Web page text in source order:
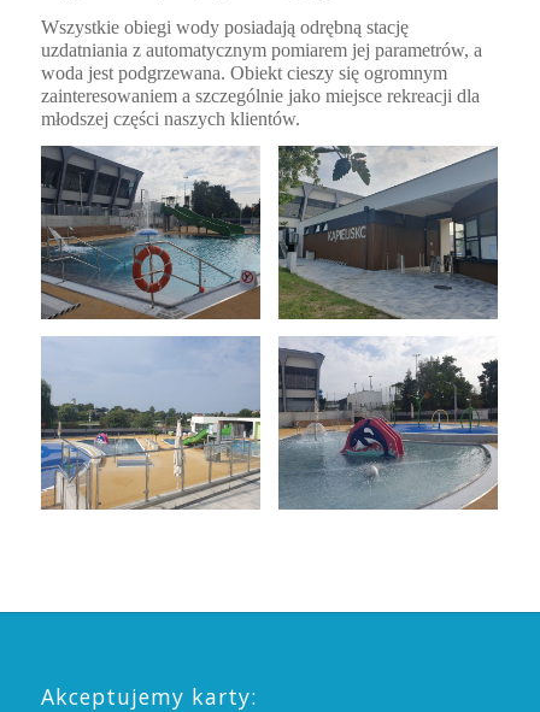
Wszystkie obiegi wody posiadają odrębną stację
uzdatniania z automatycznym pomiarem jej parametrów, a
woda jest podgrzewana. Obiekt cieszy się ogromnym
zainteresowaniem a szczególnie jako miejsce rekreacji dla
młodszej części naszych klientów.
Akceptujemy karty: